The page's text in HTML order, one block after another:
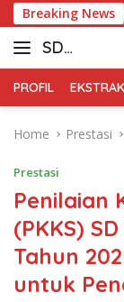
Skip
to
content
Breaking News
Blora ke-28
SD
Blora
PROFIL
Home Prestasi
Prestasi
Penilaian
(PKKS)
Tahun
untuk